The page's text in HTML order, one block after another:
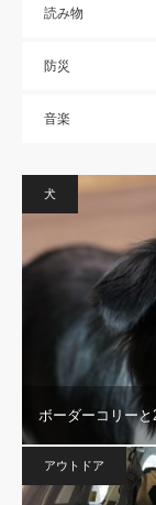
読み物
防災
音楽
犬
ボーダーコリーと
アウトドア